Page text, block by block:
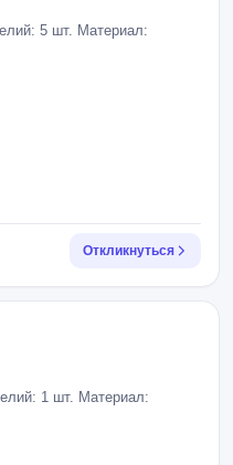
5 шт. Материал:
Откликнуться
1 шт. Материал: